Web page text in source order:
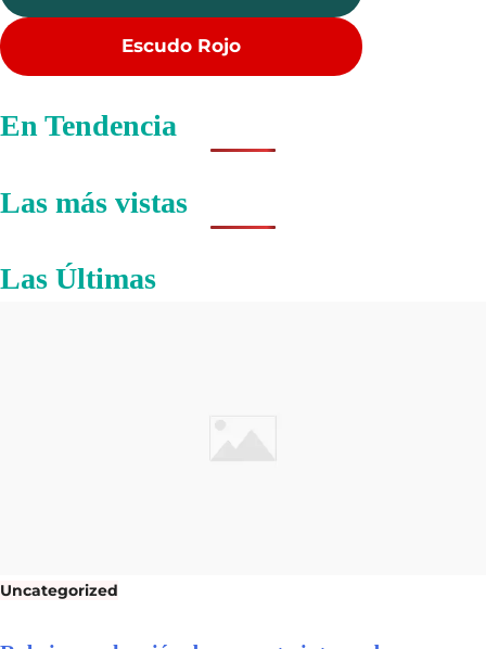
Escudo Rojo
En Tendencia
Las más vistas
Las Últimas
Uncategorized